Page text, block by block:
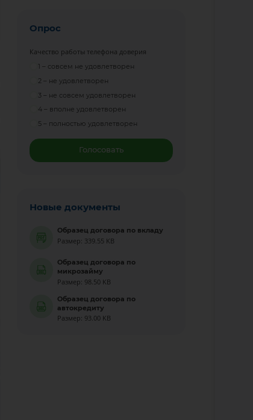
Опрос
Качество работы телефона доверия
1 – совсем не удовлетворен
2 – не удовлетворен
3 – не совсем удовлетворен
4 – вполне удовлетворен
5 – полностью удовлетворен
Голосовать
Новые документы
Образец договора по вкладу
Размер: 339.55 KB
Образец договора по
микрозайму
Размер: 98.50 KB
Образец договора по
автокредиту
Размер: 93.00 KB